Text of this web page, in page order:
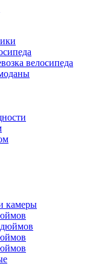
велосипеда
камеры